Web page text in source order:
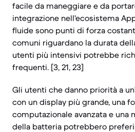
facile da maneggiare e da
integrazione nell'ecosistema
fluide sono punti di forza
comuni riguardano la durata
utenti più intensivi potrebbe
frequenti. [3, 21, 23]
Gli utenti che danno priorità a
con un display più grande, una
computazionale avanzata e una
della batteria potrebbero